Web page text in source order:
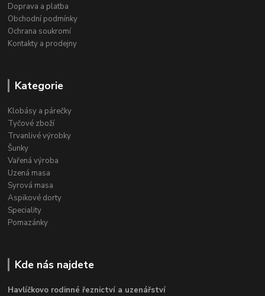
Doprava a platba
Obchodní podmínky
Ochrana soukromí
Kontakty a prodejny
Kategorie
Klobásy a párečky
Tyčové zboží
Trvanlivé výrobky
Šunky
Vařená výroba
Uzená masa
Syrová masa
Aspikové dorty
Speciality
Pomazánky
Kde nás najdete
Havlíčkovo rodinné řeznictví a uzenářství